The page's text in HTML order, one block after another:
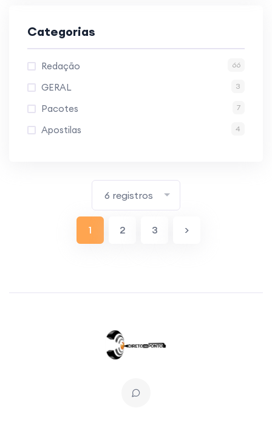
Categorias
Redação 66
GERAL 3
Pacotes 7
Apostilas 4
6 registros
1 2 3 >